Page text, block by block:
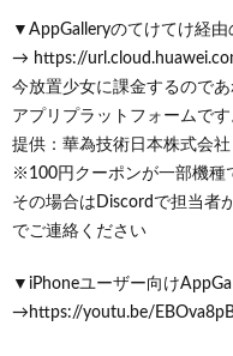
▼AppGalleryのてけてけ経
→ https://
今放置少女に課金するので
アプリプラットフォームです
提供：華為技術日本株式会社
※100円クーポンが一部機種
その場合はDiscordで担当者
でご連絡ください
▼iPhoneユーザー向け
→https://youtu.be/